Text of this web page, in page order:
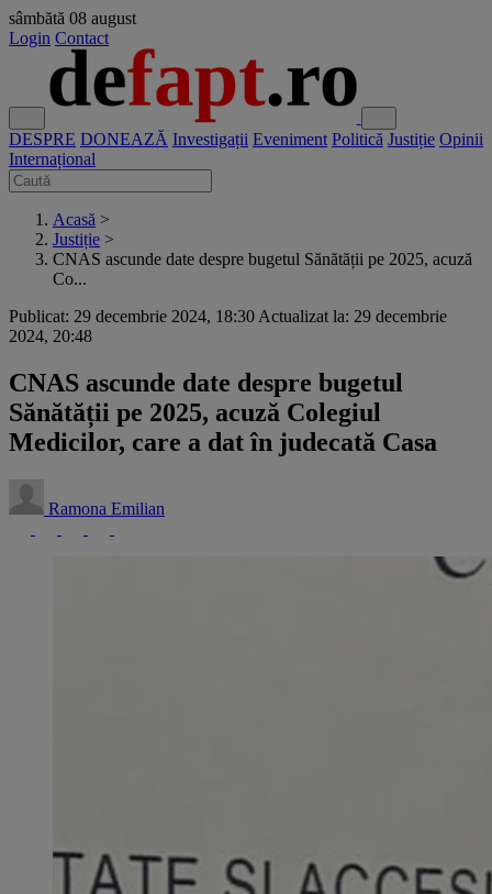
sâmbătă 08 august
Login Contact
DESPRE DONEAZĂ Investigații Eveniment Politică Justiție Opinii
Internațional
Acasă >
Justiție >
CNAS ascunde date despre bugetul Sănătății pe 2025, acuză
Co...
Publicat: 29 decembrie 2024, 18:30 Actualizat la: 29 decembrie
2024, 20:48
CNAS ascunde date despre bugetul
Sănătății pe 2025, acuză Colegiul
Medicilor, care a dat în judecată Casa
Ramona Emilian